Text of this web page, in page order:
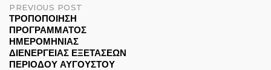
Post
navigation
PREVIOUS POST
ΤΡΟΠΟΠΟΙΗΣΗ
ΠΡΟΓΡΑΜΜΑΤΟΣ
ΗΜΕΡΟΜΗΝΙΑΣ
ΔΙΕΝΕΡΓΕΙΑΣ ΕΞΕΤΑΣΕΩΝ
ΠΕΡΙΟΔΟΥ ΑΥΓΟΥΣΤΟΥ